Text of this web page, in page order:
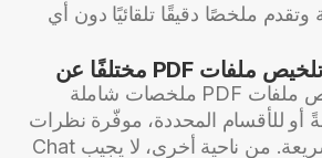
وتقدم ملخصًا دقيقًا تلقائيًا دون أي
ما الذي يجعل أداة تلخيص ملفات PDF مختلفًا عن
تنشئ أداة تلخيص ملفات PDF ملخصات شاملة
أو للأقسام المحددة، موفّرة نظرات
عامة تلقائية وسريعة. من ناحية أخرى، لا يجيب Chat